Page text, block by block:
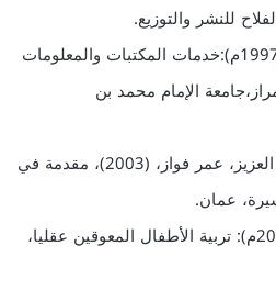
o رايت،كيث،و ديفي،جوديت(1997م):خدمات المكتبات والمعلومات
الإمام محمد بن
o كوافحة، تيسير مفلح و عبد العزيز، عمر فواز، (2003)، مقدمة في
o الهجرسي، أمل معوض (2002م): تربية الأطفال المعوقين عقليا،